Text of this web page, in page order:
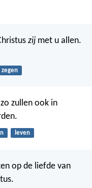
zij met u allen.
zegen
zullen ook in
leven
op de liefde van